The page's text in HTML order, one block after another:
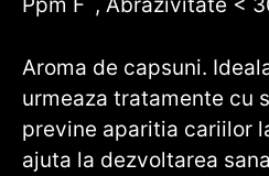
Ppm F¯, Abrazivitate <
Aroma de capsuni.
urmeaza tratamente cu
previne aparitia cariilor
ajuta la dezvoltarea